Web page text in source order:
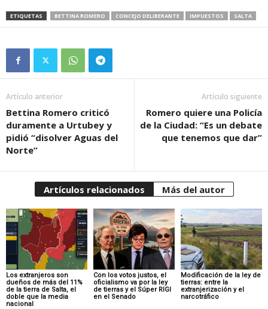
ETIQUETAS BETTINA ROMERO CONCEJO DELIBERANTE IMPUESTOS SALTA
Artículo anterior
Bettina Romero criticó
duramente a Urtubey y
pidió “disolver Aguas del
Norte”
Artículo siguiente
Romero quiere una Policía
de la Ciudad: “Es un debate
que tenemos que dar”
Artículos relacionados Más del autor
Los extranjeros son
dueños de más del 11%
de la tierra de Salta, el
doble que la media
nacional
Con los votos justos, el
oficialismo va por la ley
de tierras y el Súper RIGI
en el Senado
Modificación de la ley de
tierras: entre la
extranjerización y el
narcotráfico